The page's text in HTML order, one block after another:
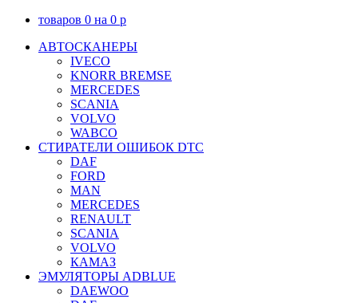
товаров 0 на 0 p
АВТОСКАНЕРЫ
IVECO
KNORR BREMSE
MERCEDES
SCANIA
VOLVO
WABCO
СТИРАТЕЛИ ОШИБОК DTC
DAF
FORD
MAN
MERCEDES
RENAULT
SCANIA
VOLVO
КАМАЗ
ЭМУЛЯТОРЫ ADBLUE
DAEWOO